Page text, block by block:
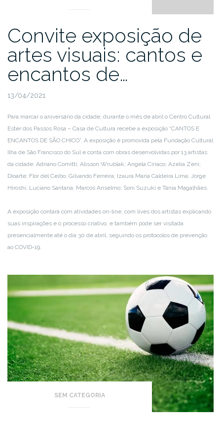
Convite exposição de
artes visuais: cantos e
encantos de…
13/04/2021
Para marcar o aniversário da cidade, durante o mês de abril o Centro Cultural
Ester dos Passos Rosa – Casa de Cultura recebe a exposição “CANTOS E
ENCANTOS DE SÃO CHICO”. A exposição é promovida pela Fundação Cultural
Ilha de São Francisco do Sul e conta com obras desenvolvidas por 13 artistas
da cidade: Adriano Comitti; Alisson Wrublak; Angela Ciriaco; Azelia Zeni;
Dioarte; Flor del Ceibo; Gilvando Ferreira; Izaura Maria Caldeira Lima; Jorge
Hiroshi; Luciano Santana; Marcos Anselmo; Soni Suzuki e Tânia Magalhães.
A exposição contará com atividades on-line, com lives dos artistas explicando
suas inspirações e o processo criativo, e também pode ser visitada
presencialmente até o dia 30 de abril, seguindo os protocolos de prevenção
ao COVID-19.
SEM CATEGORIA